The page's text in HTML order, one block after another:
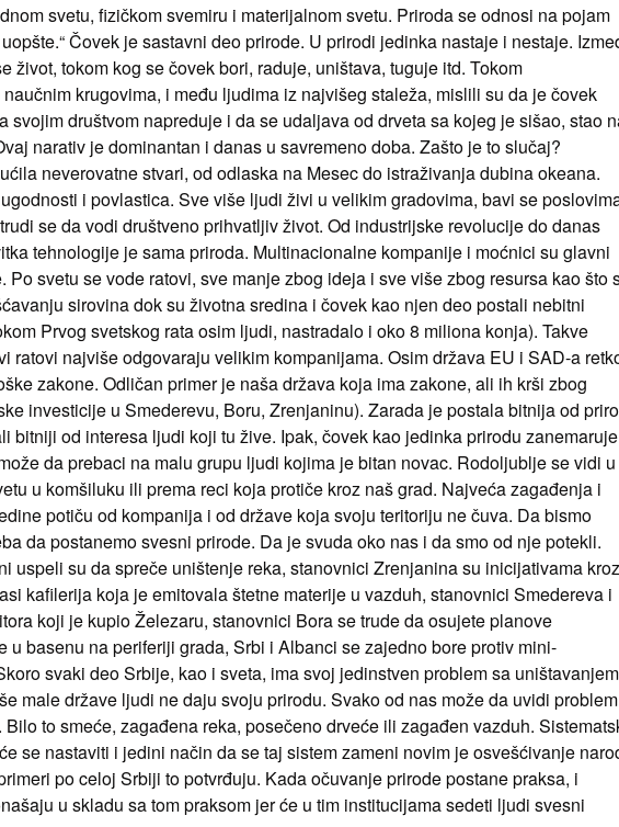
svetu, fizičkom svemiru i materijalnom svetu. Priroda se odnosi na pojam
Čovek je sastavni deo prirode. U prirodi jedinka nastaje i nestaje.
život, tokom kog se čovek bori, raduje, uništava, tuguje itd. Tokom
krugovima, i među ljudima iz najvišeg staleža, mislili su da je čovek
svojim društvom napreduje i da se udaljava od drveta sa kojeg je sišao, stao
narativ je dominantan i danas u savremeno doba. Zašto je to slučaj?
neverovatne stvari, od odlaska na Mesec do istraživanja dubina okeana.
i povlastica. Sve više ljudi živi u velikim gradovima, bavi se
se da vodi društveno prihvatljiv život. Od industrijske revolucije do danas
tehnologije je sama priroda. Multinacionalne kompanije i moćnici su glavni
Po svetu se vode ratovi, sve manje zbog ideja i sve više zbog resursa kao što
sirovina dok su životna sredina i čovek kao njen deo postali nebitni
Prvog svetskog rata osim ljudi, nastradalo i oko 8 miliona konja). Takve
ratovi najviše odgovaraju velikim kompanijama. Osim država EU i SAD-a
zakone. Odličan primer je naša država koja ima zakone, ali ih krši zbog
investicije u Smederevu, Boru, Zrenjaninu). Zarada je postala bitnija od
bitniji od interesa ljudi koji tu žive. Ipak, čovek kao jedinka prirodu zanemaruje
da prebaci na malu grupu ljudi kojima je bitan novac. Rodoljublje se vidi u
u komšiluku ili prema reci koja protiče kroz naš grad. Najveća zagađenja i
potiču od kompanija i od države koja svoju teritoriju ne čuva. Da bismo
da postanemo svesni prirode. Da je svuda oko nas i da smo od nje potekli.
uspeli su da spreče uništenje reka, stanovnici Zrenjanina su inicijativama kroz
kafilerija koja je emitovala štetne materije u vazduh, stanovnici Smedereva i
koji je kupio Železaru, stanovnici Bora se trude da osujete planove
u basenu na periferiji grada, Srbi i Albanci se zajedno bore protiv mini-
svaki deo Srbije, kao i sveta, ima svoj jedinstven problem sa uništavanjem
male države ljudi ne daju svoju prirodu. Svako od nas može da uvidi
to smeće, zagađena reka, posečeno drveće ili zagađen vazduh.
se nastaviti i jedini način da se taj sistem zameni novim je osvešćivanje
po celoj Srbiji to potvrđuju. Kada očuvanje prirode postane praksa, i
u skladu sa tom praksom jer će u tim institucijama sedeti ljudi svesni